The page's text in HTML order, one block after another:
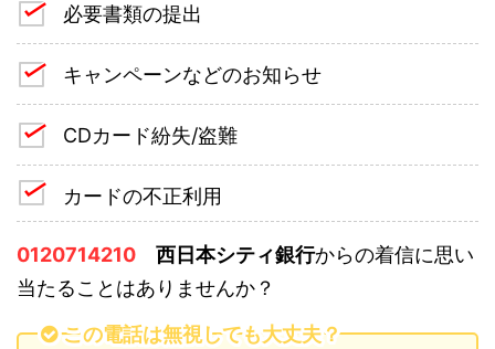
必要書類の提出
キャンペーンなどのお知らせ
CDカード紛失/盗難
カードの不正利用
0120714210 西日本シティ銀行からの着信に思い
当たることはありませんか？
この電話は無視しても大丈夫？